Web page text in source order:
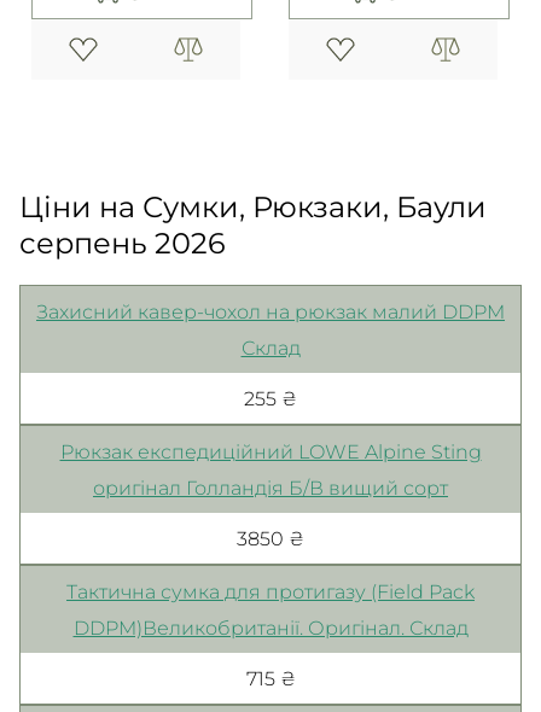
Ціни на Сумки, Рюкзаки, Баули
серпень 2026
Захисний кавер-чохол на рюкзак малий DDPM
Склад
255 ₴
Рюкзак експедиційний LOWE Alpine Sting
оригінал Голландія Б/В вищий сорт
3850 ₴
Тактична сумка для протигазу (Field Pack
DDPM)Великобританії. Оригінал. Склад
715 ₴